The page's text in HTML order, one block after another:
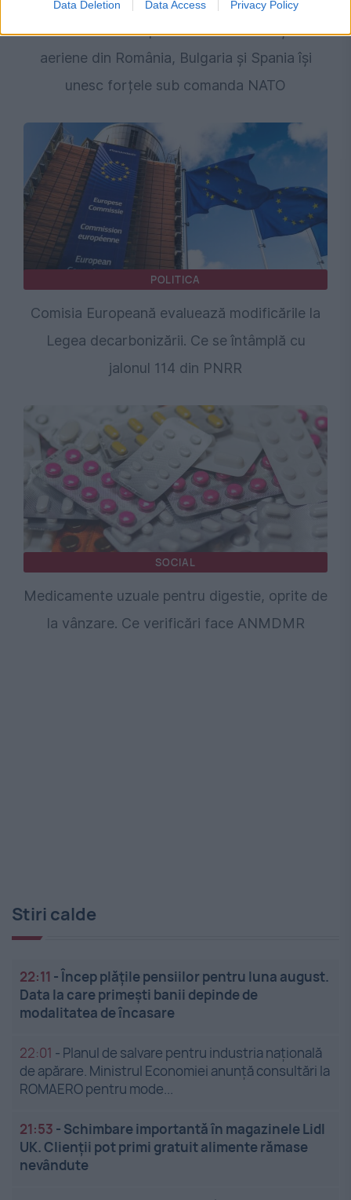
Data Deletion Data Access Privacy Policy
Acord trilateral pe Flancul Estic. Forțele
aeriene din România, Bulgaria și Spania își
unesc forțele sub comanda NATO
POLITICA
Comisia Europeană evaluează modificările la
Legea decarbonizării. Ce se întâmplă cu
jalonul 114 din PNRR
SOCIAL
Medicamente uzuale pentru digestie, oprite de
la vânzare. Ce verificări face ANMDMR
Stiri calde
22:11 -Încep plățile pensiilor pentru luna august.
Data la care primești banii depinde de
modalitatea de încasare
22:01 - Planul de salvare pentru industria națională
de apărare. Ministrul Economiei anunță consultări la
ROMAERO pentru mode...
21:53 - Schimbare importantă în magazinele Lidl
UK. Clienții pot primi gratuit alimente rămase
nevândute